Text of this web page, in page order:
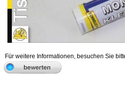
Für weitere Informationen, besuchen Sie